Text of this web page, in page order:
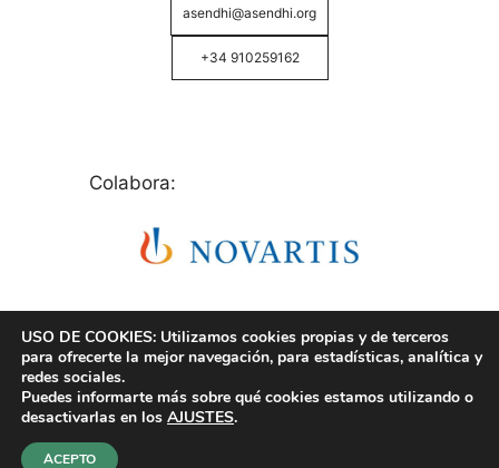
asendhi@asendhi.org
+34 910259162
Colabora:
© Copyright 2026 ASENDHI - Asociación de Enfermos
USO DE COOKIES: Utilizamos cookies propias y de terceros
para ofrecerte la mejor navegación, para estadísticas, analítica y
redes sociales.
Puedes informarte más sobre qué cookies estamos utilizando o
desactivarlas en los AJUSTES.
ACEPTO